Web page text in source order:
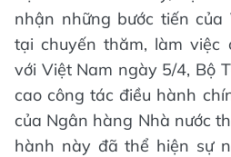
nhận những bước tiến của
tại chuyến thăm, làm việc
với Việt Nam ngày 5/4, Bộ
cao công tác điều hành
của Ngân hàng Nhà nước
hành này đã thể hiện sự